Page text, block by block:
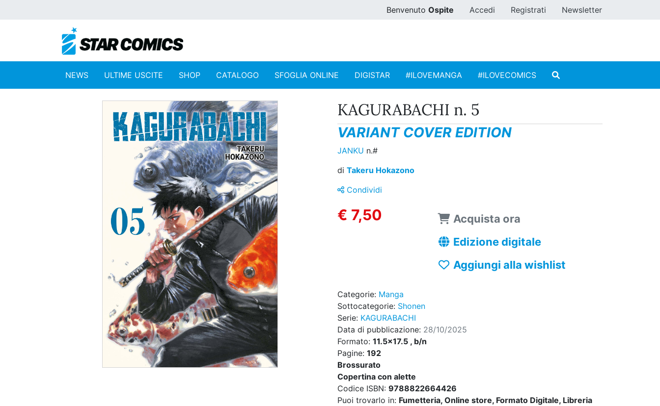
Benvenuto Ospite Accedi Registrati Newsletter
NEWS ULTIME USCITE SHOP CATALOGO SFOGLIA ONLINE DIGISTAR #ILOVEMANGA #ILOVECOMICS
KAGURABACHI n. 5
VARIANT COVER EDITION
JANKU n.#
di Takeru Hokazono
Condividi
€ 7,50
Acquista ora
Edizione digitale
Aggiungi alla wishlist
Categorie: Manga
Sottocategorie: Shonen
Serie: KAGURABACHI
Data di pubblicazione: 28/10/2025
Formato: 11.5x17.5 , b/n
Pagine: 192
Brossurato
Copertina con alette
Codice ISBN: 9788822664426
Puoi trovarlo in: Fumetteria, Online store, Formato Digitale, Libreria